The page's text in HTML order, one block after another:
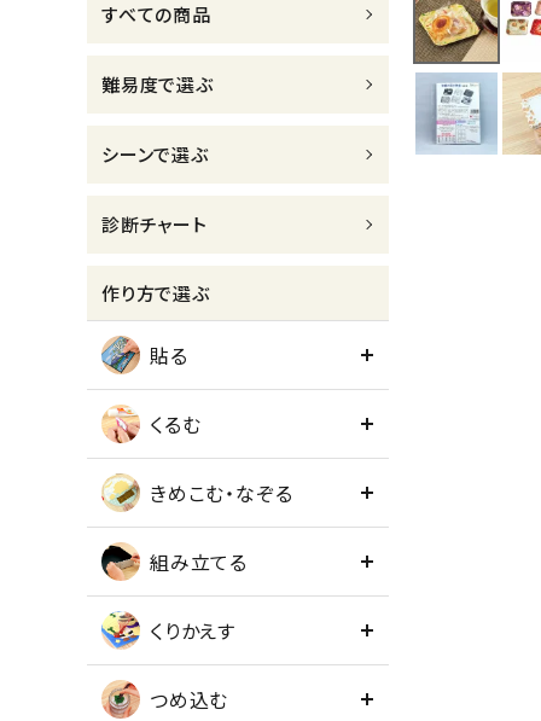
介護施設関係の方へ
すべての商品
難易度で選ぶ
シーンで選ぶ
診断チャート
作り方で選ぶ
貼る
くるむ
きめこむ・なぞる
組み立てる
くりかえす
つめ込む